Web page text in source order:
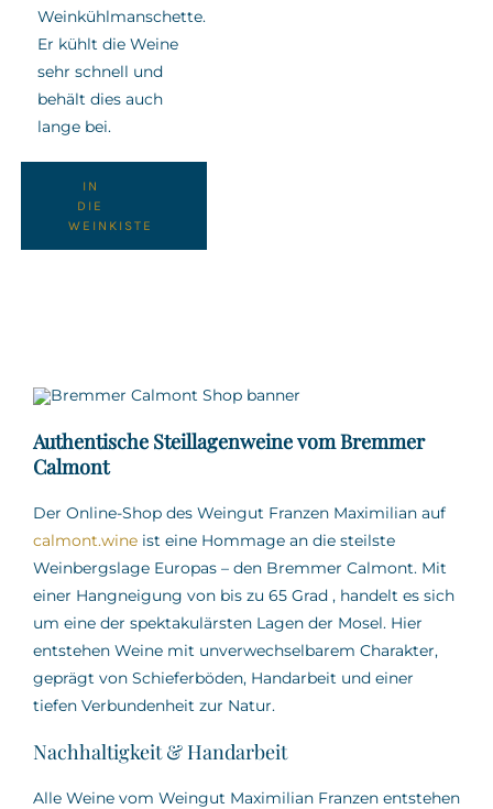
Weinkühlmanschette.
Er kühlt die Weine
sehr schnell und
behält dies auch
lange bei.
IN
DIE
WEINKISTE
Authentische Steillagenweine vom Bremmer
Calmont
Der Online-Shop des Weingut Franzen Maximilian auf
calmont.wineist eine Hommage an die steilste
Weinbergslage Europas – den Bremmer Calmont. Mit
einer Hangneigung von bis zu 65 Grad, handelt es sich
um eine der spektakulärsten Lagen der Mosel. Hier
entstehen Weine mit unverwechselbarem Charakter,
geprägt von Schieferböden, Handarbeit und einer
tiefen Verbundenheit zur Natur.
Nachhaltigkeit & Handarbeit
Alle Weine vom Weingut Maximilian Franzen entstehen